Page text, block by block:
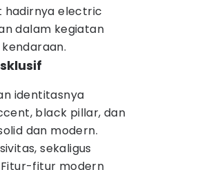
hadirnya electric
dalam kegiatan
identitasnya
black pillar, dan
dan modern.
sekaligus
fitur modern